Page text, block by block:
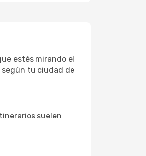
estés mirando el
según tu ciudad de
suelen